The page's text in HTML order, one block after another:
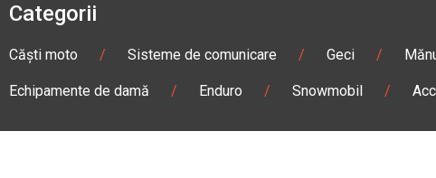
Categorii
Căști moto / Sisteme de comunicare / Geci /
Echipamente de damă / Enduro / Snowmobil /